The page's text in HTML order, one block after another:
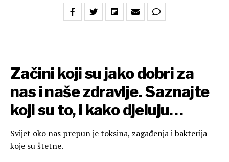
Začini koji su jako dobri za
nas i naše zdravlje. Saznajte
koji su to, i kako djeluju…
Svijet oko nas prepun je toksina, zagađenja i bakterija
koje su štetne.